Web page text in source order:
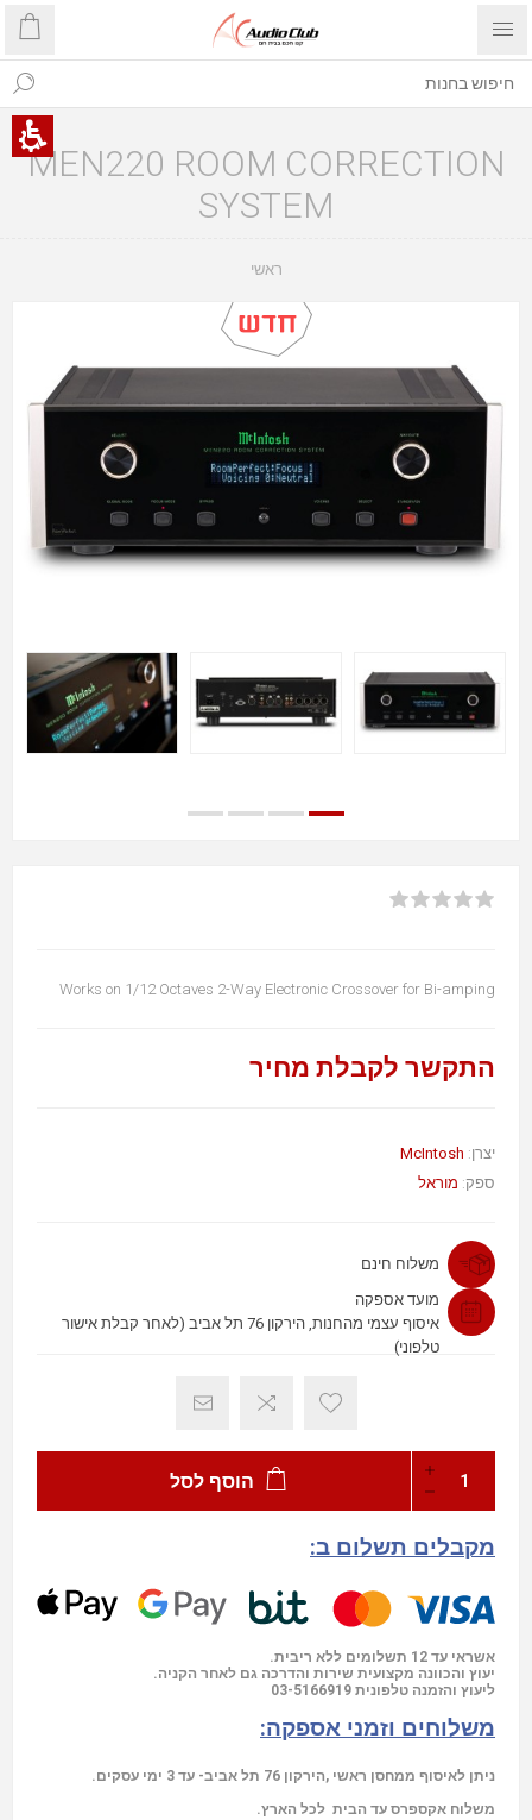
MEN220 ROOM CORRECTION
SYSTEM
ראשי
Works on 1/12 Octaves 2-Way Electronic Crossover for Bi-amping
התקשר לקבלת מחיר
יצרן: McIntosh
ספק: מוראל
משלוח חינם
מועד אספקה
איסוף עצמי מהחנות, הירקון 76 תל אביב (לאחר קבלת אישור
טלפוני)
הוסף לסל
מקבלים תשלום ב:
אשראי עד 12 תשלומים ללא ריבית.
יעוץ והכוונה מקצועית שירות והדרכה גם לאחר הקניה.
ליעוץ והזמנה טלפונית 03-5166919
משלוחים וזמני אספקה:
ניתן לאיסוף ממחסן ראשי ,הירקון 76 תל אביב- עד 3 ימי עסקים.
משלוח אקספרס עד הבית לכל הארץ.